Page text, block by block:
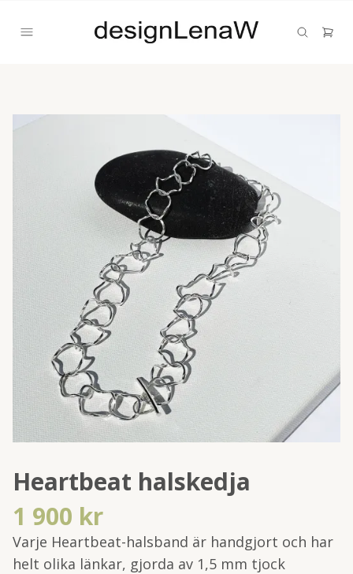
Heartbeat halskedja
1 900 kr
Varje Heartbeat-halsband är handgjort och har
helt olika länkar, gjorda av 1,5 mm tjock